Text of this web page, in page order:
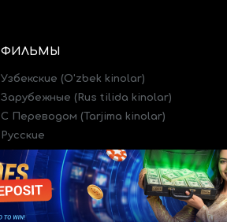
ФИЛЬМЫ
Узбекские (O'zbek kinolar)
Зарубежные (Rus tilida kinolar)
C Переводом (Tarjima kinolar)
Русские
Трейлеры (Treylerlar)